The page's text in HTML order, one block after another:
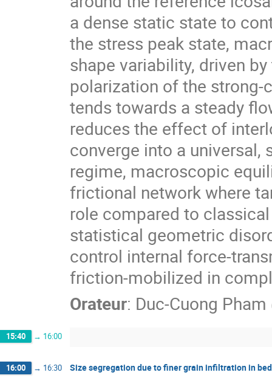
a dense static state to
the stress peak state,
shape variability, driven
polarization of the strong-
tends towards a steady
reduces the effect of
converge into a universal,
regime, macroscopic
frictional network where
role compared to
statistical geometric
control internal force-
friction-mobilized in
Orateur: Duc-Cuong Pham
15:40 → 16:00
16:00 → 16:30 Size segregation due to finer grain infiltration in